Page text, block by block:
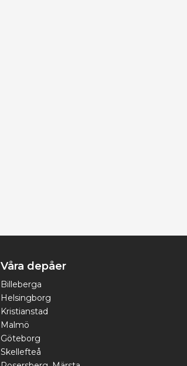
Våra depåer
Billeberga
Helsingborg
Kristianstad
Malmö
Göteborg
Skellefteå